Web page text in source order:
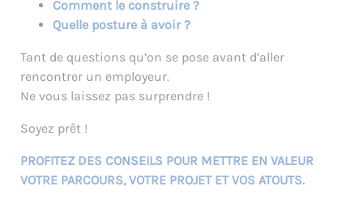
Comment le construire ?
Quelle posture à avoir ?
Tant de questions qu’on se pose avant d’aller
rencontrer un employeur.
Ne vous laissez pas surprendre !
Soyez prêt !
PROFITEZ DES CONSEILS POUR METTRE EN VALEUR
VOTRE PARCOURS, VOTRE PROJET ET VOS ATOUTS.